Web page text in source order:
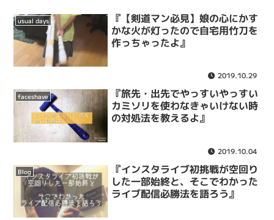
usual days
『【剣道マン必見】娘の心にかす
かな火が灯ったので自宅用竹刀を
作っちゃったよ』
2019.10.29
faceshave
『旅先・出先でやっすいやっすい
カミソリを使わなきゃいけない時
の対処法を教えるよ』
2019.10.04
Blog
『インスタライブ初挑戦が空回り
した一部始終と、そこでわかった
ライブ配信必勝法を語ろう』